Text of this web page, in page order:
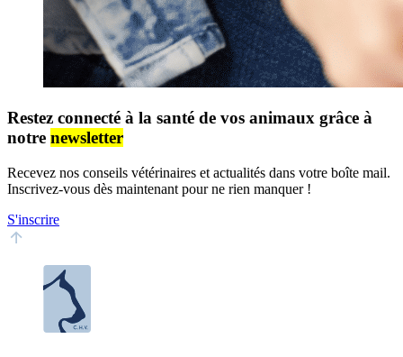
Restez connecté à la santé de vos animaux grâce à
notre newsletter
Recevez nos conseils vétérinaires et actualités dans votre boîte mail.
Inscrivez-vous dès maintenant pour ne rien manquer !
S'inscrire